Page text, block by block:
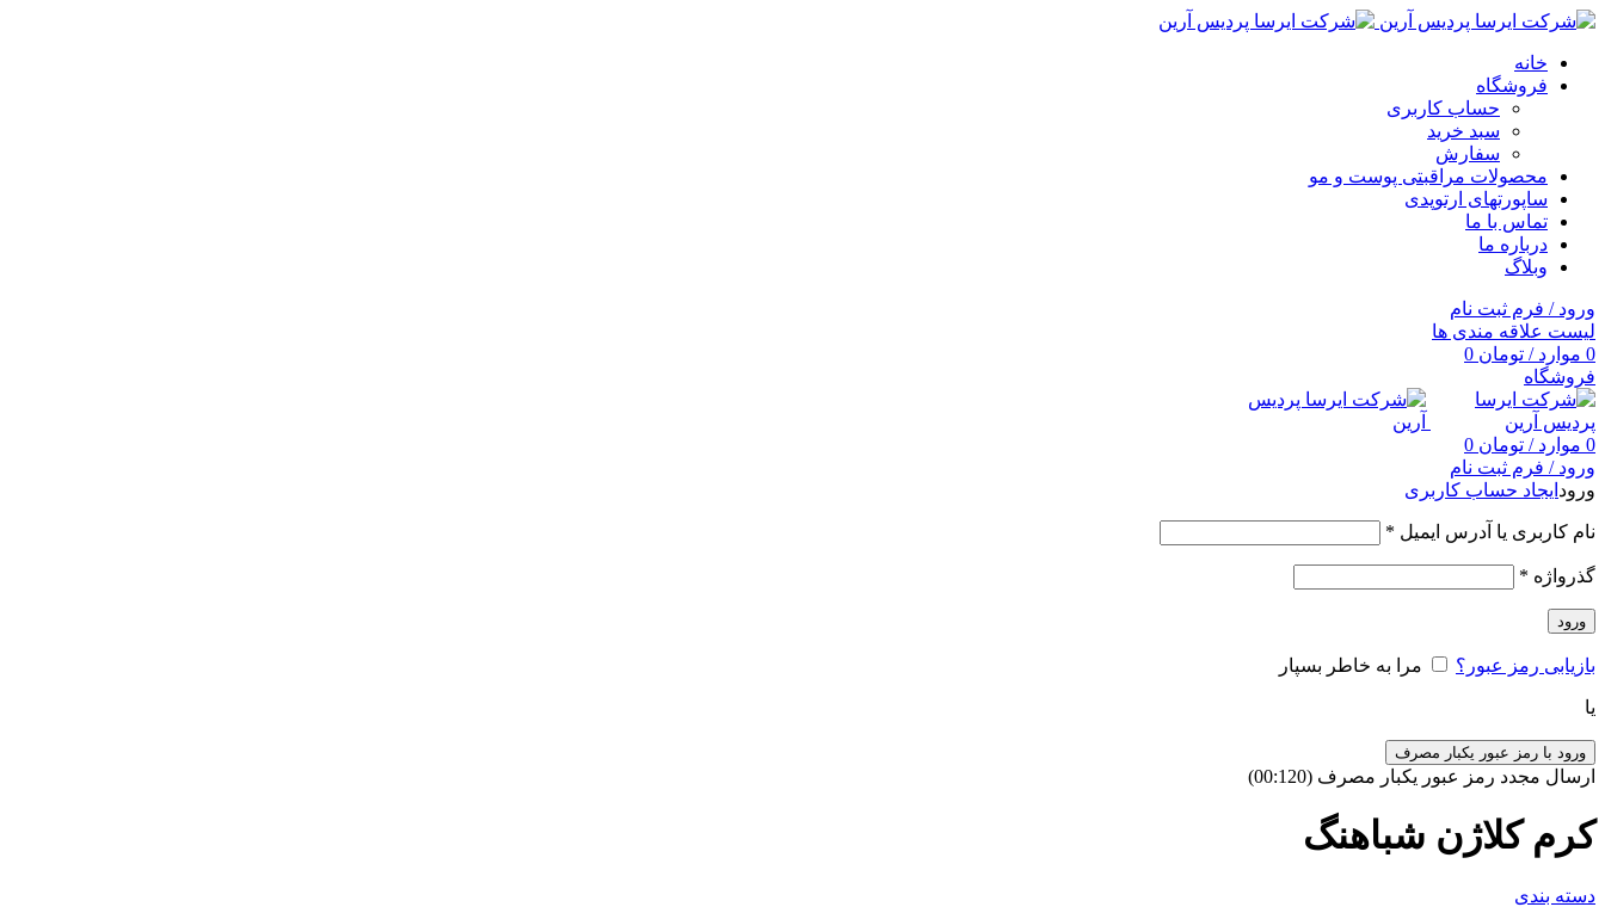
خانه
فروشگاه
حساب کاربری
سبد خرید
سفارش
محصولات مراقبتی پوست و مو
ساپورتهای ارتوپدی
تماس با ما
درباره ما
وبلاگ
ورود / فرم ثبت نام
لیست علاقه مندی ها
0 موارد / تومان
فروشگاه
0 موارد / تومان
ورود / فرم ثبت نام
ورود ایجاد حساب کاربری
نام کاربری یا آدرس ایمیل *
گذرواژه *
ورود
بازیابی رمز عبور؟ مرا به خاطر بسپار
یا
ورود با رمز عبور یکبار مصرف
ارسال مجدد رمز عبور یکبار مصرف (00:
120
)
کرم کلاژن شباهنگ
دسته بندی